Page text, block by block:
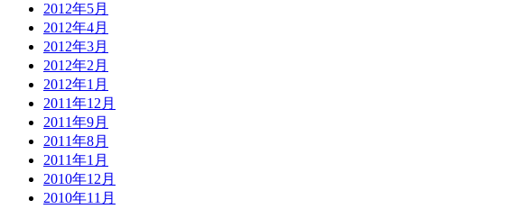
2012年5月
2012年4月
2012年3月
2012年2月
2012年1月
2011年12月
2011年9月
2011年8月
2011年1月
2010年12月
2010年11月